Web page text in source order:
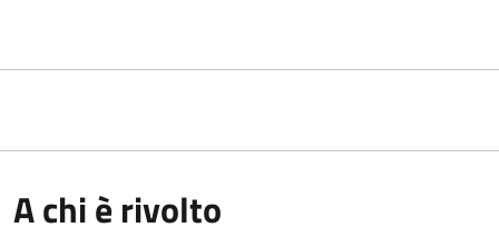
A chi è rivolto